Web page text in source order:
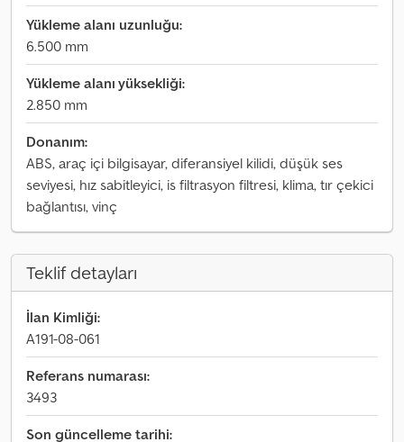
Yükleme alanı uzunluğu:
6.500 mm
Yükleme alanı yüksekliği:
2.850 mm
Donanım:
ABS, araç içi bilgisayar, diferansiyel kilidi, düşük ses
seviyesi, hız sabitleyici, is filtrasyon filtresi, klima, tır çekici
bağlantısı, vinç
Teklif detayları
İlan Kimliği:
A191-08-061
Referans numarası:
3493
Son güncelleme tarihi: